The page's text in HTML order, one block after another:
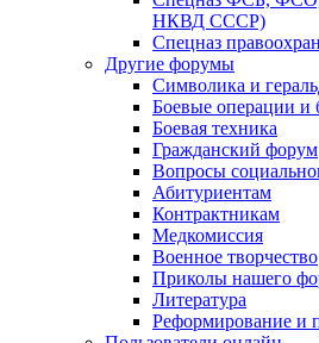
НКВД СССР)
Спецназ
Другие форумы
Символика и
Боевые операции и
Боевая техника
Гражданский форум
Вопросы
Абитуриентам
Контрактникам
Медкомиссия
Военное творчество
Приколы нашего
Литература
Реформирование и